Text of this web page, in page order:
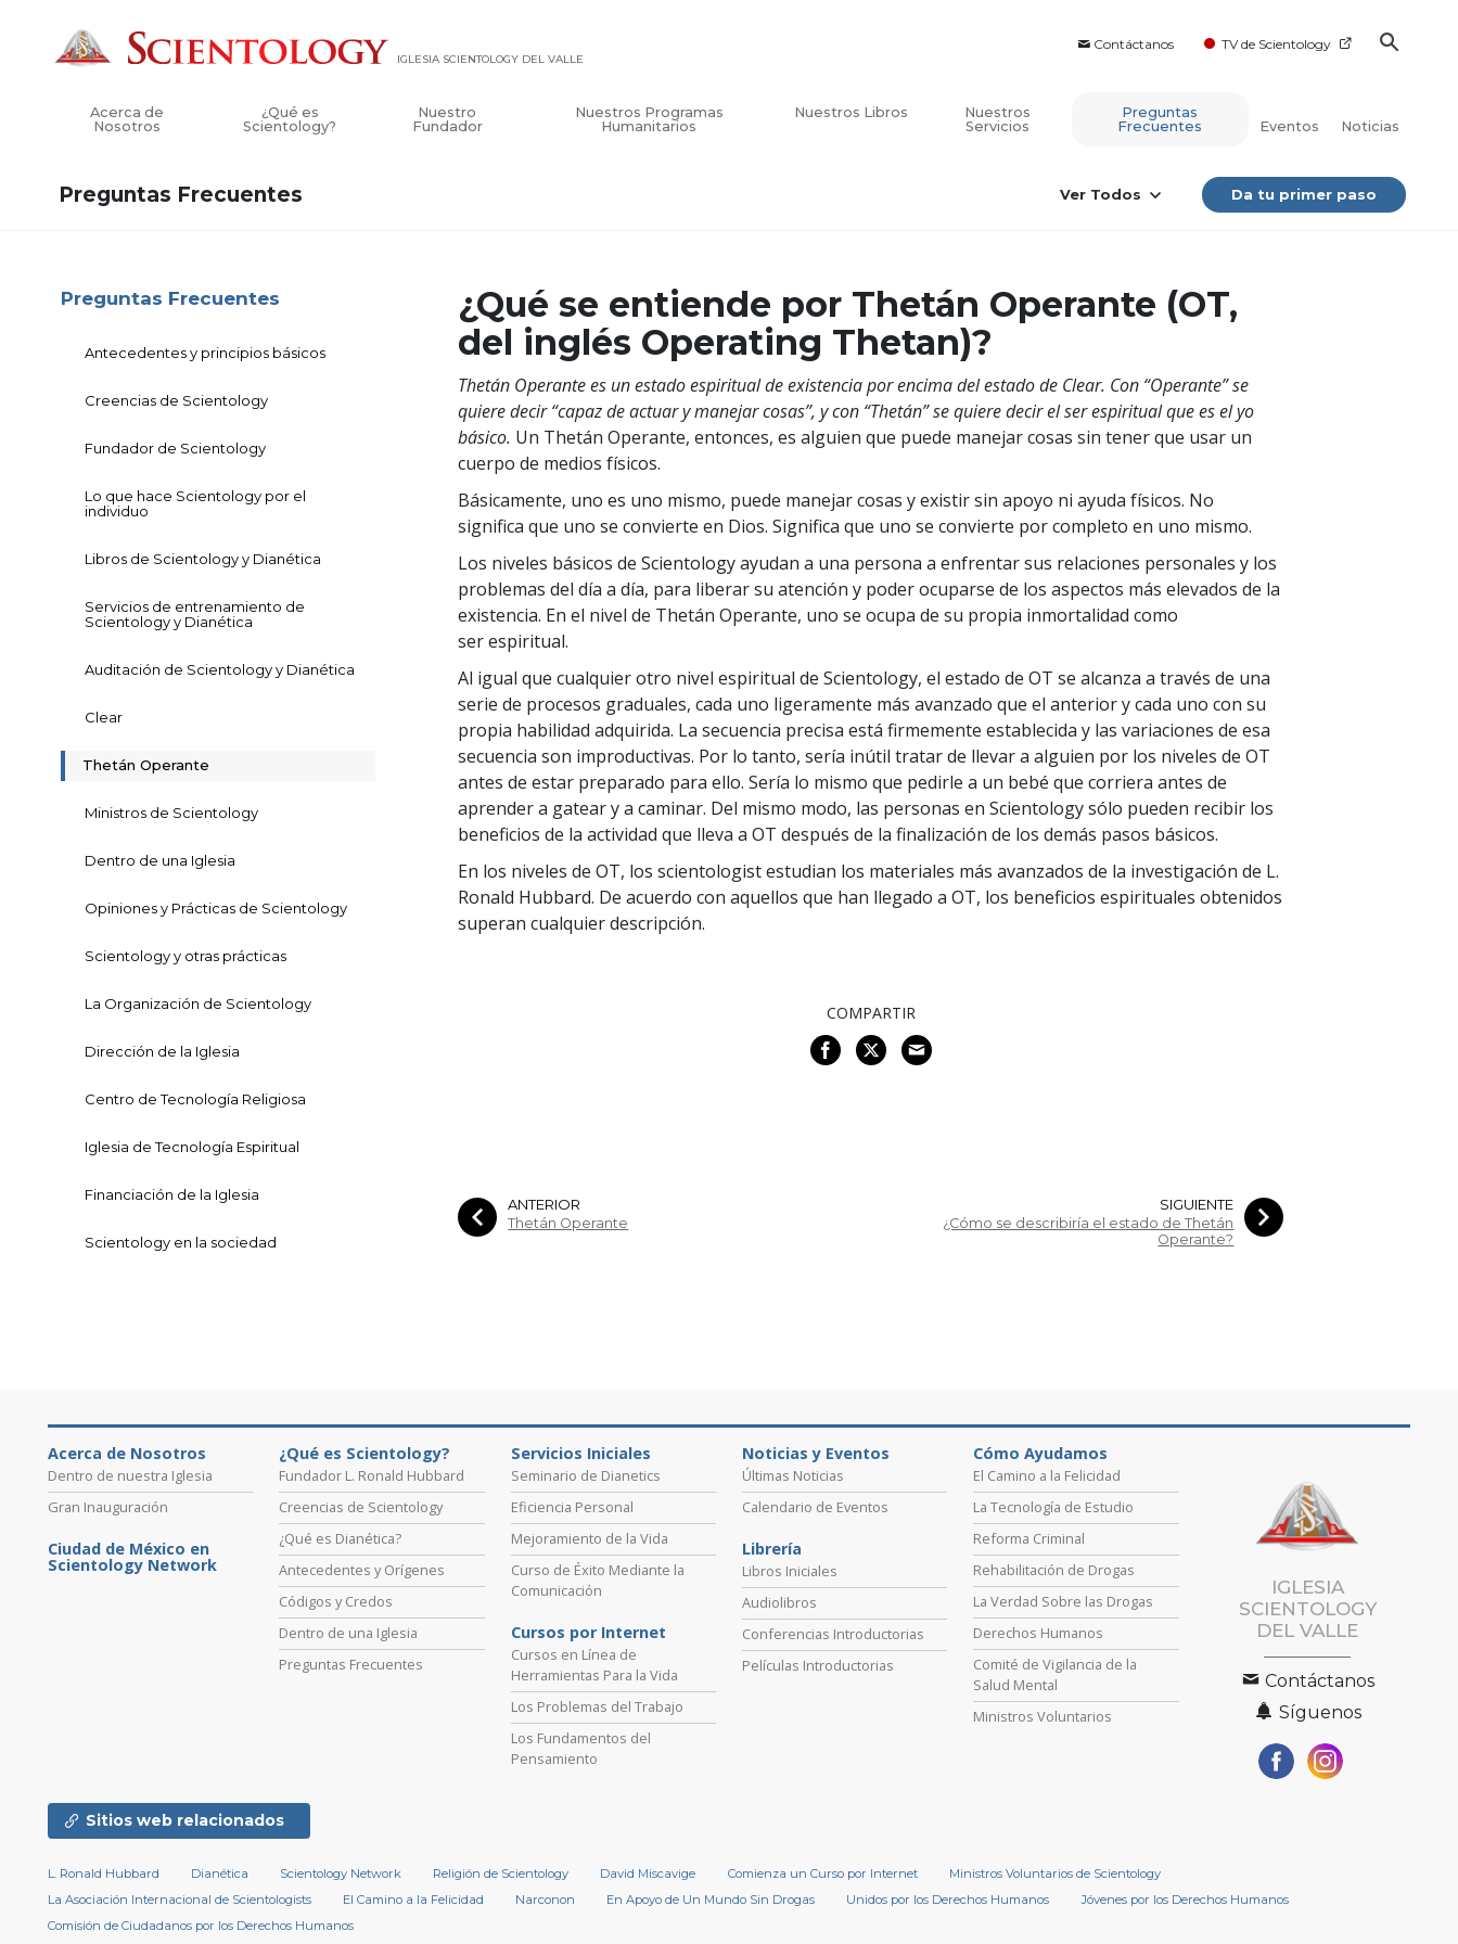
Contáctanos TV de Scientology
IGLESIA SCIENTOLOGY DEL VALLE
Acerca de
Nosotros
¿Qué es
Scientology?
Nuestro
Fundador
Nuestros Programas
Humanitarios
Nuestros Libros
Nuestros
Servicios
Preguntas
Frecuentes
Eventos Noticias
Preguntas Frecuentes Ver Todos Da tu primer paso
¿Qué se entiende por Thetán Operante (OT,
del inglés Operating Thetan)?
Thetán Operante es un estado espiritual de existencia por encima del estado de Clear. Con “Operante” se
quiere decir “capaz de actuar y manejar cosas”, y con “Thetán” se quiere decir el ser espiritual que es el yo
básico. Un Thetán Operante, entonces, es alguien que puede manejar cosas sin tener que usar un
cuerpo de medios físicos.
Básicamente, uno es uno mismo, puede manejar cosas y existir sin apoyo ni ayuda físicos. No
significa que uno se convierte en Dios. Significa que uno se convierte por completo en uno mismo.
Los niveles básicos de Scientology ayudan a una persona a enfrentar sus relaciones personales y los
problemas del día a día, para liberar su atención y poder ocuparse de los aspectos más elevados de la
existencia. En el nivel de Thetán Operante, uno se ocupa de su propia inmortalidad como
ser espiritual.
Al igual que cualquier otro nivel espiritual de Scientology, el estado de OT se alcanza a través de una
serie de procesos graduales, cada uno ligeramente más avanzado que el anterior y cada uno con su
propia habilidad adquirida. La secuencia precisa está firmemente establecida y las variaciones de esa
secuencia son improductivas. Por lo tanto, sería inútil tratar de llevar a alguien por los niveles de OT
antes de estar preparado para ello. Sería lo mismo que pedirle a un bebé que corriera antes de
aprender a gatear y a caminar. Del mismo modo, las personas en Scientology sólo pueden recibir los
beneficios de la actividad que lleva a OT después de la finalización de los demás pasos básicos.
En los niveles de OT, los scientologist estudian los materiales más avanzados de la investigación de L.
Ronald Hubbard. De acuerdo con aquellos que han llegado a OT, los beneficios espirituales obtenidos
superan cualquier descripción.
COMPARTIR
ANTERIOR
Thetán Operante
SIGUIENTE
¿Cómo se describiría el estado de Thetán
Operante?
Preguntas Frecuentes
Antecedentes y principios básicos
Creencias de Scientology
Fundador de Scientology
Lo que hace Scientology por el
individuo
Libros de Scientology y Dianética
Servicios de entrenamiento de
Scientology y Dianética
Auditación de Scientology y Dianética
Clear
Thetán Operante
Ministros de Scientology
Dentro de una Iglesia
Opiniones y Prácticas de Scientology
Scientology y otras prácticas
La Organización de Scientology
Dirección de la Iglesia
Centro de Tecnología Religiosa
Iglesia de Tecnología Espiritual
Financiación de la Iglesia
Scientology en la sociedad
Acerca de Nosotros
Dentro de nuestra Iglesia
Gran Inauguración
Ciudad de México en
Scientology Network
¿Qué es Scientology?
Fundador L. Ronald Hubbard
Creencias de Scientology
¿Qué es Dianética?
Antecedentes y Orígenes
Códigos y Credos
Dentro de una Iglesia
Preguntas Frecuentes
Servicios Iniciales
Seminario de Dianetics
Eficiencia Personal
Mejoramiento de la Vida
Curso de Éxito Mediante la
Comunicación
Cursos por Internet
Cursos en Línea de
Herramientas Para la Vida
Los Problemas del Trabajo
Los Fundamentos del
Pensamiento
Noticias y Eventos
Últimas Noticias
Calendario de Eventos
Librería
Libros Iniciales
Audiolibros
Conferencias Introductorias
Películas Introductorias
Cómo Ayudamos
El Camino a la Felicidad
La Tecnología de Estudio
Reforma Criminal
Rehabilitación de Drogas
La Verdad Sobre las Drogas
Derechos Humanos
Comité de Vigilancia de la
Salud Mental
Ministros Voluntarios
IGLESIA
SCIENTOLOGY
DEL VALLE
Contáctanos
Síguenos
Sitios web relacionados
L. Ronald Hubbard Dianética Scientology Network Religión de Scientology David Miscavige Comienza un Curso por Internet
Ministros Voluntarios de Scientology
La Asociación Internacional de Scientologists
El Camino a la Felicidad Narconon En Apoyo de Un Mundo Sin Drogas Unidos por los Derechos Humanos
Jóvenes por los Derechos Humanos
Comisión de Ciudadanos por los Derechos Humanos